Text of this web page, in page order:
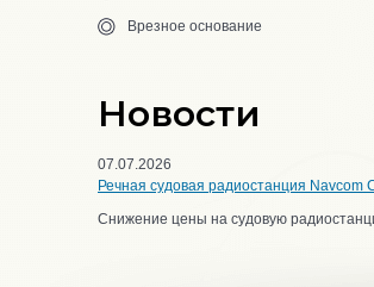
Врезное основание
Новости
07.07.2026
Речная судовая радиостанция
Снижение цены на судовую